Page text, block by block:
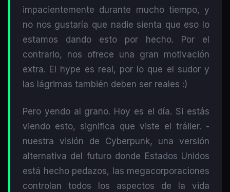
impacientemente durante mucho tiempo, y
no nos gustaría que nadie sienta que eso lo
estamos dando esto por hecho. Por el
contrario, nos ofrece una gran motivación
extra. El hype es real, por lo que el sudor y
las lágrimas también deben ser reales :)
Pero yendo al grano. Hoy es el día. Si estás
viendo esto, significa que viste el tráiler. -
nuestra visión de Cyberpunk, una versión
alternativa del futuro donde Estados Unidos
está hecho pedazos, las megacorporaciones
controlan todos los aspectos de la vida